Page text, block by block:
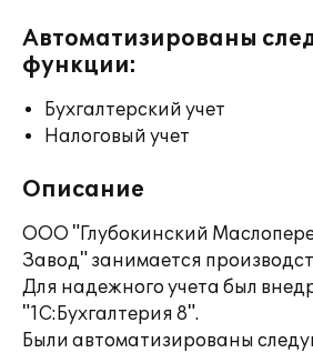
Автоматизированы
функции:
Бухгалтерский учет
Налоговый учет
Описание
ООО "Глубокинский
Завод" занимается
Для надежного учета был
"1С:Бухгалтерия 8".
Были автоматизированы